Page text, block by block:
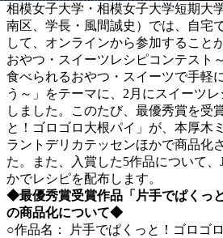
相模女子大学・相模女子大学短期大
南区、学長・風間誠史）では、自宅
して、オンラインから参加すること
おやつ・スイーツレシピコンテスト
食べられるおやつ・スイーツで手軽
う～」をテーマに、2月にスイーツ
しました。このたび、最優秀賞を受
と！ゴロゴロ大根パイ」が、本厚木
ラントデリカテッセンほかで商品化
た。また、入賞した5作品について
かでレシピを配布します。
◆最優秀賞受賞作品「片手でぱくっ
の商品化について◆
○作品名： 片手でぱくっと！ゴロゴ